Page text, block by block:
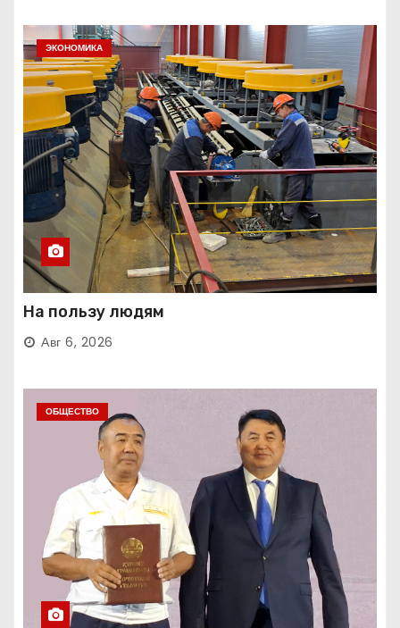
ЭКОНОМИКА
На пользу людям
Авг 6, 2026
ОБЩЕСТВО